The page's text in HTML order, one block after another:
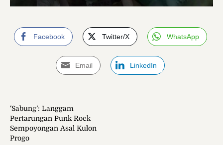
Facebook Twitter/X WhatsApp
Email LinkedIn
‘Sabung’: Langgam
Pertarungan Punk Rock
Sempoyongan Asal Kulon
Progo